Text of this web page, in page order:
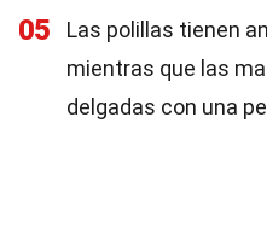
05
Las polillas tienen
mientras que las
delgadas con una